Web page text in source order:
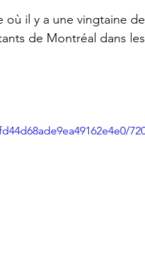
il y a une vingtaine
de Montréal dans